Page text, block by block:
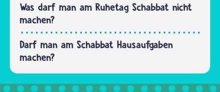
Was darf man am Ruhetag Schabbat nicht
machen?
Darf man am Schabbat Hausaufgaben
machen?